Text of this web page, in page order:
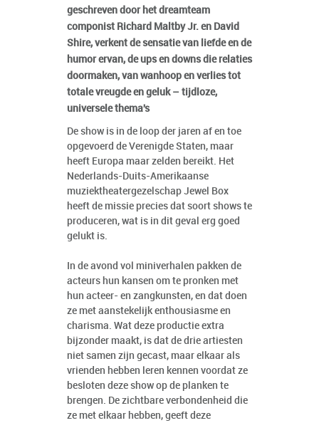
geschreven door het dreamteam
componist Richard Maltby Jr. en David
Shire, verkent de sensatie van liefde en de
humor ervan, de ups en downs die relaties
doormaken, van wanhoop en verlies tot
totale vreugde en geluk – tijdloze,
universele thema's
De show is in de loop der jaren af en toe
opgevoerd de Verenigde Staten, maar
heeft Europa maar zelden bereikt. Het
Nederlands-Duits-Amerikaanse
muziektheatergezelschap Jewel Box
heeft de missie precies dat soort shows te
produceren, wat is in dit geval erg goed
gelukt is.
In de avond vol miniverhalen pakken de
acteurs hun kansen om te pronken met
hun acteer- en zangkunsten, en dat doen
ze met aanstekelijk enthousiasme en
charisma. Wat deze productie extra
bijzonder maakt, is dat de drie artiesten
niet samen zijn gecast, maar elkaar als
vrienden hebben leren kennen voordat ze
besloten deze show op de planken te
brengen. De zichtbare verbondenheid die
ze met elkaar hebben, geeft deze